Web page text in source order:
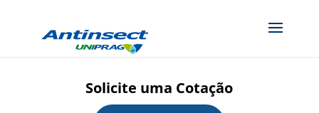
Solicite uma Cotação